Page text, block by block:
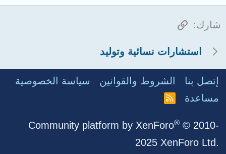
شارك: الرابط
استشارات نسائية وتوليد
إتصل بنا الشروط والقوانين
سياسة الخصوصية
مساعدة
R
Community platform by XenForo® © 2010-
2025 XenForo Ltd.